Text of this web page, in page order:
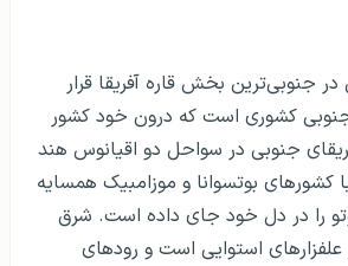
جنوبی‌ترین بخش قاره آفریقا قرار
جنوبی کشوری است که درون خود کشور
جنوبی در سواحل دو اقیانوس هند
کشورهای بوتسوانا و موزامبیک همسایه
را در دل خود جای داده است. شرق
استوایی است و رودهای